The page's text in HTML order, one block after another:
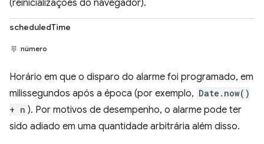
(reinicializações do navegador).
scheduledTime
número
Horário em que o disparo do alarme foi programado, em
milissegundos após a época (por exemplo, Date.now()
+ n ). Por motivos de desempenho, o alarme pode ter
sido adiado em uma quantidade arbitrária além disso.